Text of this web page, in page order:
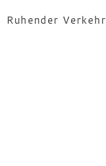
Ruhender Verkehr